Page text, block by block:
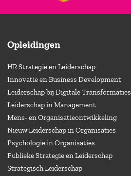
Opleidingen
HR Strategie en Leiderschap
Innovatie en Business Development
Leiderschap bij Digitale Transformaties
Leiderschap in Management
Mens- en Organisatieontwikkeling
Nieuw Leiderschap in Organisaties
Psychologie in Organisaties
Publieke Strategie en Leiderschap
Strategisch Leiderschap